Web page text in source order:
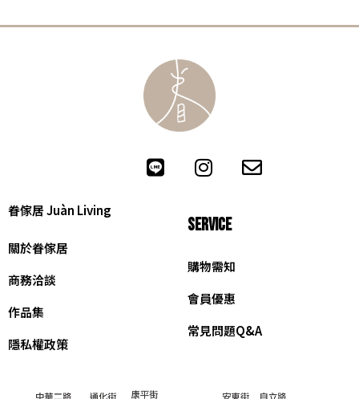
眷傢居 Juàn Living
關於眷傢居
商務洽談
作品集
隱私權政策
SERVICE
購物需知
會員優惠
常見問題Q&A